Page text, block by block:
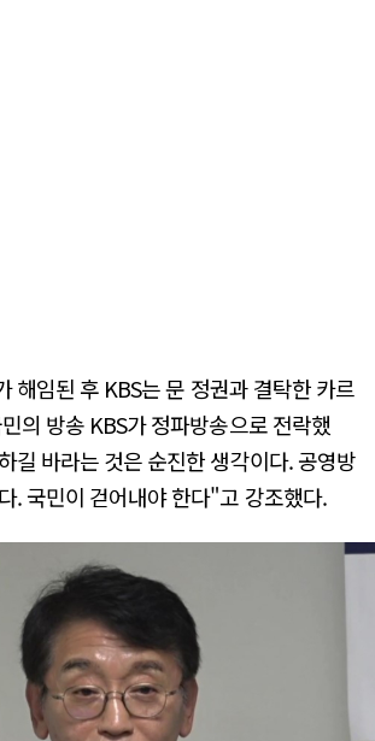
해임된 후 KBS는 문 정권과 결탁한 카르
의 방송 KBS가 정파방송으로 전락했
길 바라는 것은 순진한 생각이다. 공영방
. 국민이 걷어내야 한다"고 강조했다.